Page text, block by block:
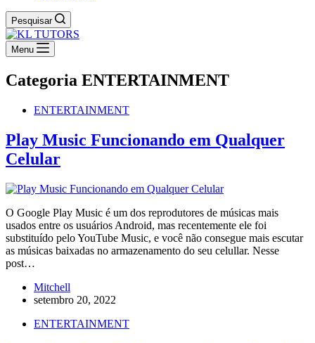
Pesquisar
Menu
Categoria ENTERTAINMENT
ENTERTAINMENT
Play Music Funcionando em Qualquer
Celular
O Google Play Music é um dos reprodutores de músicas mais
usados entre os usuários Android, mas recentemente ele foi
substituído pelo YouTube Music, e você não consegue mais escutar
as músicas baixadas no armazenamento do seu celullar. Nesse
post…
Mitchell
setembro 20, 2022
ENTERTAINMENT